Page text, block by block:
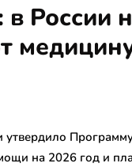
России
на 2026 год и